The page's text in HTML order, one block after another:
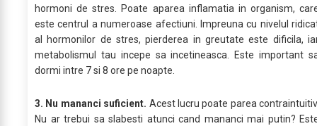
hormoni de stres. Poate aparea inflamatia in organism,
este centrul a numeroase afectiuni. Impreuna cu nivelul
al hormonilor de stres, pierderea in greutate este dificila,
metabolismul tau incepe sa incetineasca. Este important
dormi intre 7 si 8 ore pe noapte.
3. Nu mananci suficient. Acest lucru poate parea
Nu ar trebui sa slabesti atunci cand mananci mai putin?